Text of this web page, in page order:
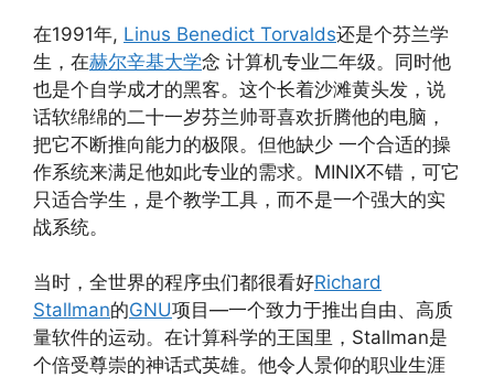
在1991年, Linus Benedict Torvalds还是个芬兰学
生，在赫尔辛基大学念 计算机专业二年级。同时他
也是个自学成才的黑客。这个长着沙滩黄头发，说
话软绵绵的二十一岁芬兰帅哥喜欢折腾他的电脑，
把它不断推向能力的极限。但他缺少 一个合适的操
作系统来满足他如此专业的需求。MINIX不错，可它
只适合学生，是个教学工具，而不是一个强大的实
战系统。
当时，全世界的程序虫们都很看好Richard
Stallman的GNU项目—一个致力于推出自由、高质
量软件的运动。在计算科学的王国里，Stallman是
个倍受尊崇的神话式英雄。他令人景仰的职业生涯